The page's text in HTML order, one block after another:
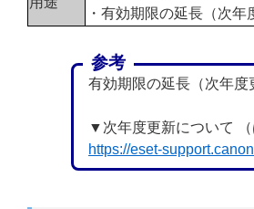
・有効期限の延長（次年
参考
有効期限の延長（次年
▼次年度更新について
https://eset-